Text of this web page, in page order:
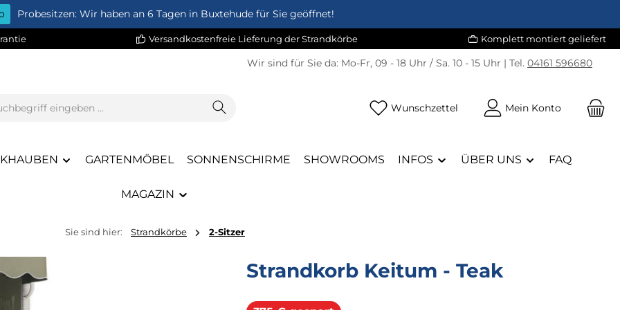
Probesitzen: Wir haben an 6 Tagen in Buxtehude für Sie geöffnet!
Versandkostenfreie Lieferung der Strandkörbe Komplett montiert geliefert
Wir sind für Sie da: Mo-Fr, 09 - 18 Uhr / Sa. 10 - 15 Uhr | Tel. 04161 596680
Wunschzettel Du hast 0 Produkte auf dem
Mein Konto
GARTENMÖBEL SONNENSCHIRME SHOWROOMS INFOS ÜBER UNS FAQ
MAGAZIN
Sie sind hier: Strandkörbe 2-Sitzer
Strandkorb Keitum - Teak